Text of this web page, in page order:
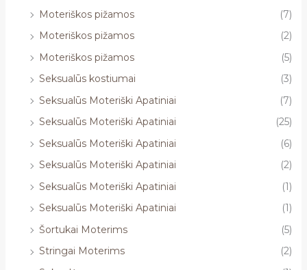
Moteriškos pižamos
(7)
Moteriškos pižamos
(2)
Moteriškos pižamos
(5)
Seksualūs kostiumai
(3)
Seksualūs Moteriški Apatiniai
(7)
Seksualūs Moteriški Apatiniai
(25)
Seksualūs Moteriški Apatiniai
(6)
Seksualūs Moteriški Apatiniai
(2)
Seksualūs Moteriški Apatiniai
(1)
Seksualūs Moteriški Apatiniai
(1)
Šortukai Moterims
(5)
Stringai Moterims
(2)